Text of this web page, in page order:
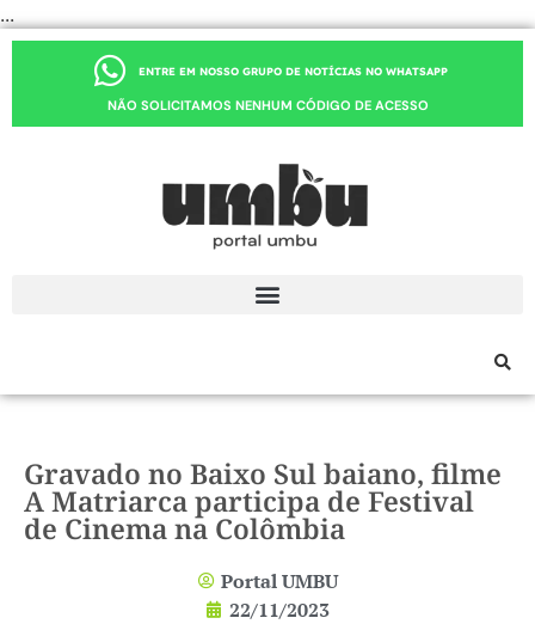
...
ENTRE EM NOSSO GRUPO DE NOTÍCIAS NO WHATSAPP
NÃO SOLICITAMOS NENHUM CÓDIGO DE ACESSO
Gravado no Baixo Sul baiano, filme
A Matriarca participa de Festival
de Cinema na Colômbia
Portal UMBU
22/11/2023